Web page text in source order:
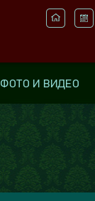
ФОТО И ВИДЕО